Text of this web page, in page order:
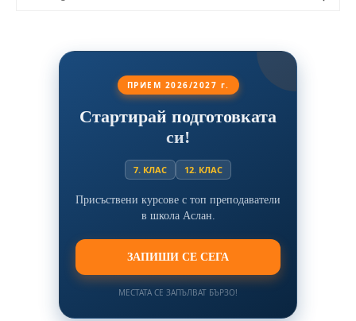
ПРИЕМ 2026/2027 г.
Стартирай подготовката
си!
7. КЛАС 12. КЛАС
Присъствени курсове с топ преподаватели
в школа Аслан.
ЗАПИШИ СЕ СЕГА
МЕСТАТА СЕ ЗАПЪЛВАТ БЪРЗО!